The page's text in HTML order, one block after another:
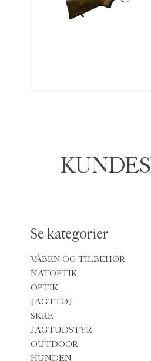
Se kategorier
VÅBEN OG TILBEHØR
NATOPTIK
OPTIK
JAGTTØJ
SKRE
JAGTUDSTYR
OUTDOOR
HUNDEN